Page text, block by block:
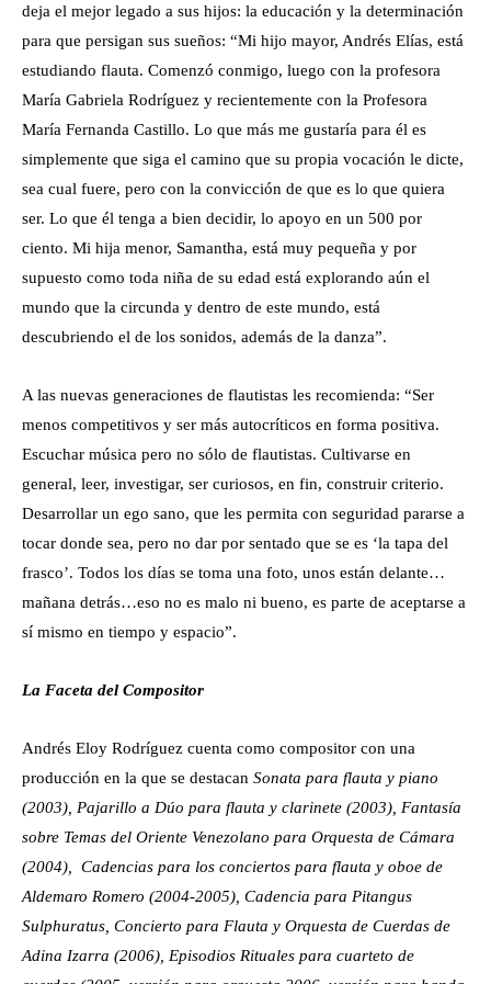
deja el mejor legado a sus hijos: la educación y la determinación
para que persigan sus sueños: “Mi hijo mayor, Andrés Elías, está
estudiando flauta. Comenzó conmigo, luego con la profesora
María Gabriela Rodríguez y recientemente con la Profesora
María Fernanda Castillo. Lo que más me gustaría para él es
simplemente que siga el camino que su propia vocación le dicte,
sea cual fuere, pero con la convicción de que es lo que quiera
ser. Lo que él tenga a bien decidir, lo apoyo en un 500 por
ciento. Mi hija menor, Samantha, está muy pequeña y por
supuesto como toda niña de su edad está explorando aún el
mundo que la circunda y dentro de este mundo, está
descubriendo el de los sonidos, además de la danza”.
A las nuevas generaciones de flautistas les recomienda: “Ser
menos competitivos y ser más autocríticos en forma positiva.
Escuchar música pero no sólo de flautistas. Cultivarse en
general, leer, investigar, ser curiosos, en fin, construir criterio.
Desarrollar un ego sano, que les permita con seguridad pararse a
tocar donde sea, pero no dar por sentado que se es ‘la tapa del
frasco’. Todos los días se toma una foto, unos están delante…
mañana detrás…eso no es malo ni bueno, es parte de aceptarse a
sí mismo en tiempo y espacio”.
La Faceta del Compositor
Andrés Eloy Rodríguez cuenta como compositor con una
producción en la que se destacan Sonata para flauta y piano
(2003), Pajarillo a Dúo para flauta y clarinete (2003), Fantasía
sobre Temas del Oriente Venezolano para Orquesta de Cámara
(2004), Cadencias para los conciertos para flauta y oboe de
Aldemaro Romero (2004-2005), Cadencia para Pitangus
Sulphuratus, Concierto para Flauta y Orquesta de Cuerdas de
Adina Izarra (2006), Episodios Rituales para cuarteto de